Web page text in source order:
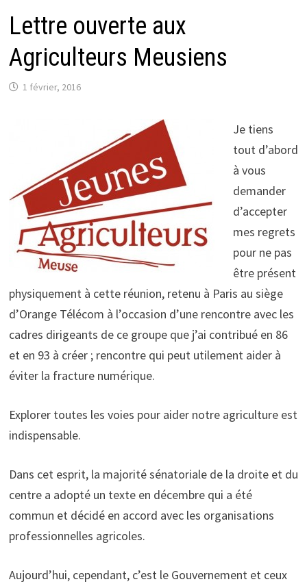
Lettre ouverte aux
Agriculteurs Meusiens
1 février, 2016
Je tiens
tout d’abord
à vous
demander
d’accepter
mes regrets
pour ne pas
être présent
physiquement à cette réunion, retenu à Paris au siège
d’Orange Télécom à l’occasion d’une rencontre avec les
cadres dirigeants de ce groupe que j’ai contribué en 86
et en 93 à créer ; rencontre qui peut utilement aider à
éviter la fracture numérique.
Explorer toutes les voies pour aider notre agriculture est
indispensable.
Dans cet esprit, la majorité sénatoriale de la droite et du
centre a adopté un texte en décembre qui a été
commun et décidé en accord avec les organisations
professionnelles agricoles.
Aujourd’hui, cependant, c’est le Gouvernement et ceux